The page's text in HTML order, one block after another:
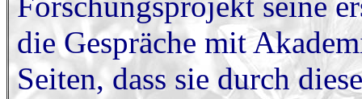
die Gespräche mit
Seiten, dass sie durch